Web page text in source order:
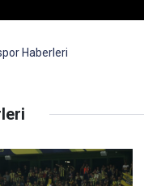
Haberleri